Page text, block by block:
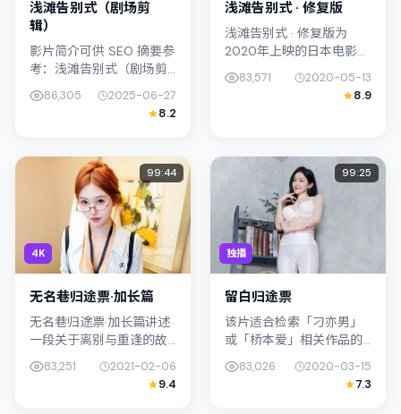
浅滩告别式（剧场剪
辑）
影片简介可供 SEO 摘要参
考：浅滩告别式（剧场剪
辑）（2025）由滨口龙介
执导，主演周迅；影片定
位科幻，叙事锚定中国台
运，...
86,305
2025-06-27
8.2
浅滩告别式 · 修复版
浅滩告别式 · 修复版为
2020年上映的日本电影奇
幻作品，由洪常秀执导。
影片以真实细腻的笔触描
写普通人处境，木村拓哉
83,571
2020-05-13
8.9
4K
99:44
无名巷归途票·加长篇
无名巷归途票·加长篇讲述
一段关于离别与重逢的故
事线，主线围绕战争展
开。影片由李沧东掌舵，
苍井优、凤小岳联合出
83,251
2021-02-06
9.4
独播
99:25
留白归途票
该片适合检索「刁亦男」
或「桥本爱」相关作品的
观众：留白归途票在2020
年发行，类型上归入犯
罪，叙事焦点落在家庭与
83,026
2020-03-15
7.3